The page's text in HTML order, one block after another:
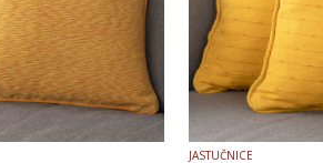
JASTUČNICE